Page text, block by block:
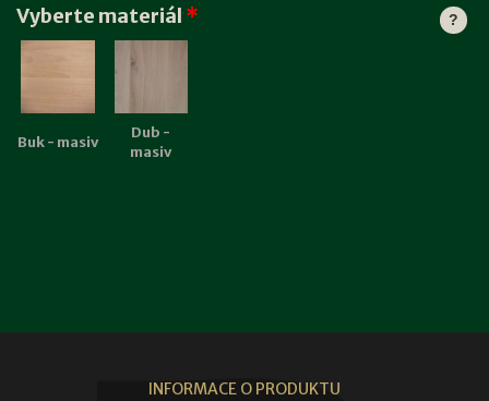
?
Vyberte materiál *
Buk - masiv
Dub -
masiv
INFORMACE O PRODUKTU